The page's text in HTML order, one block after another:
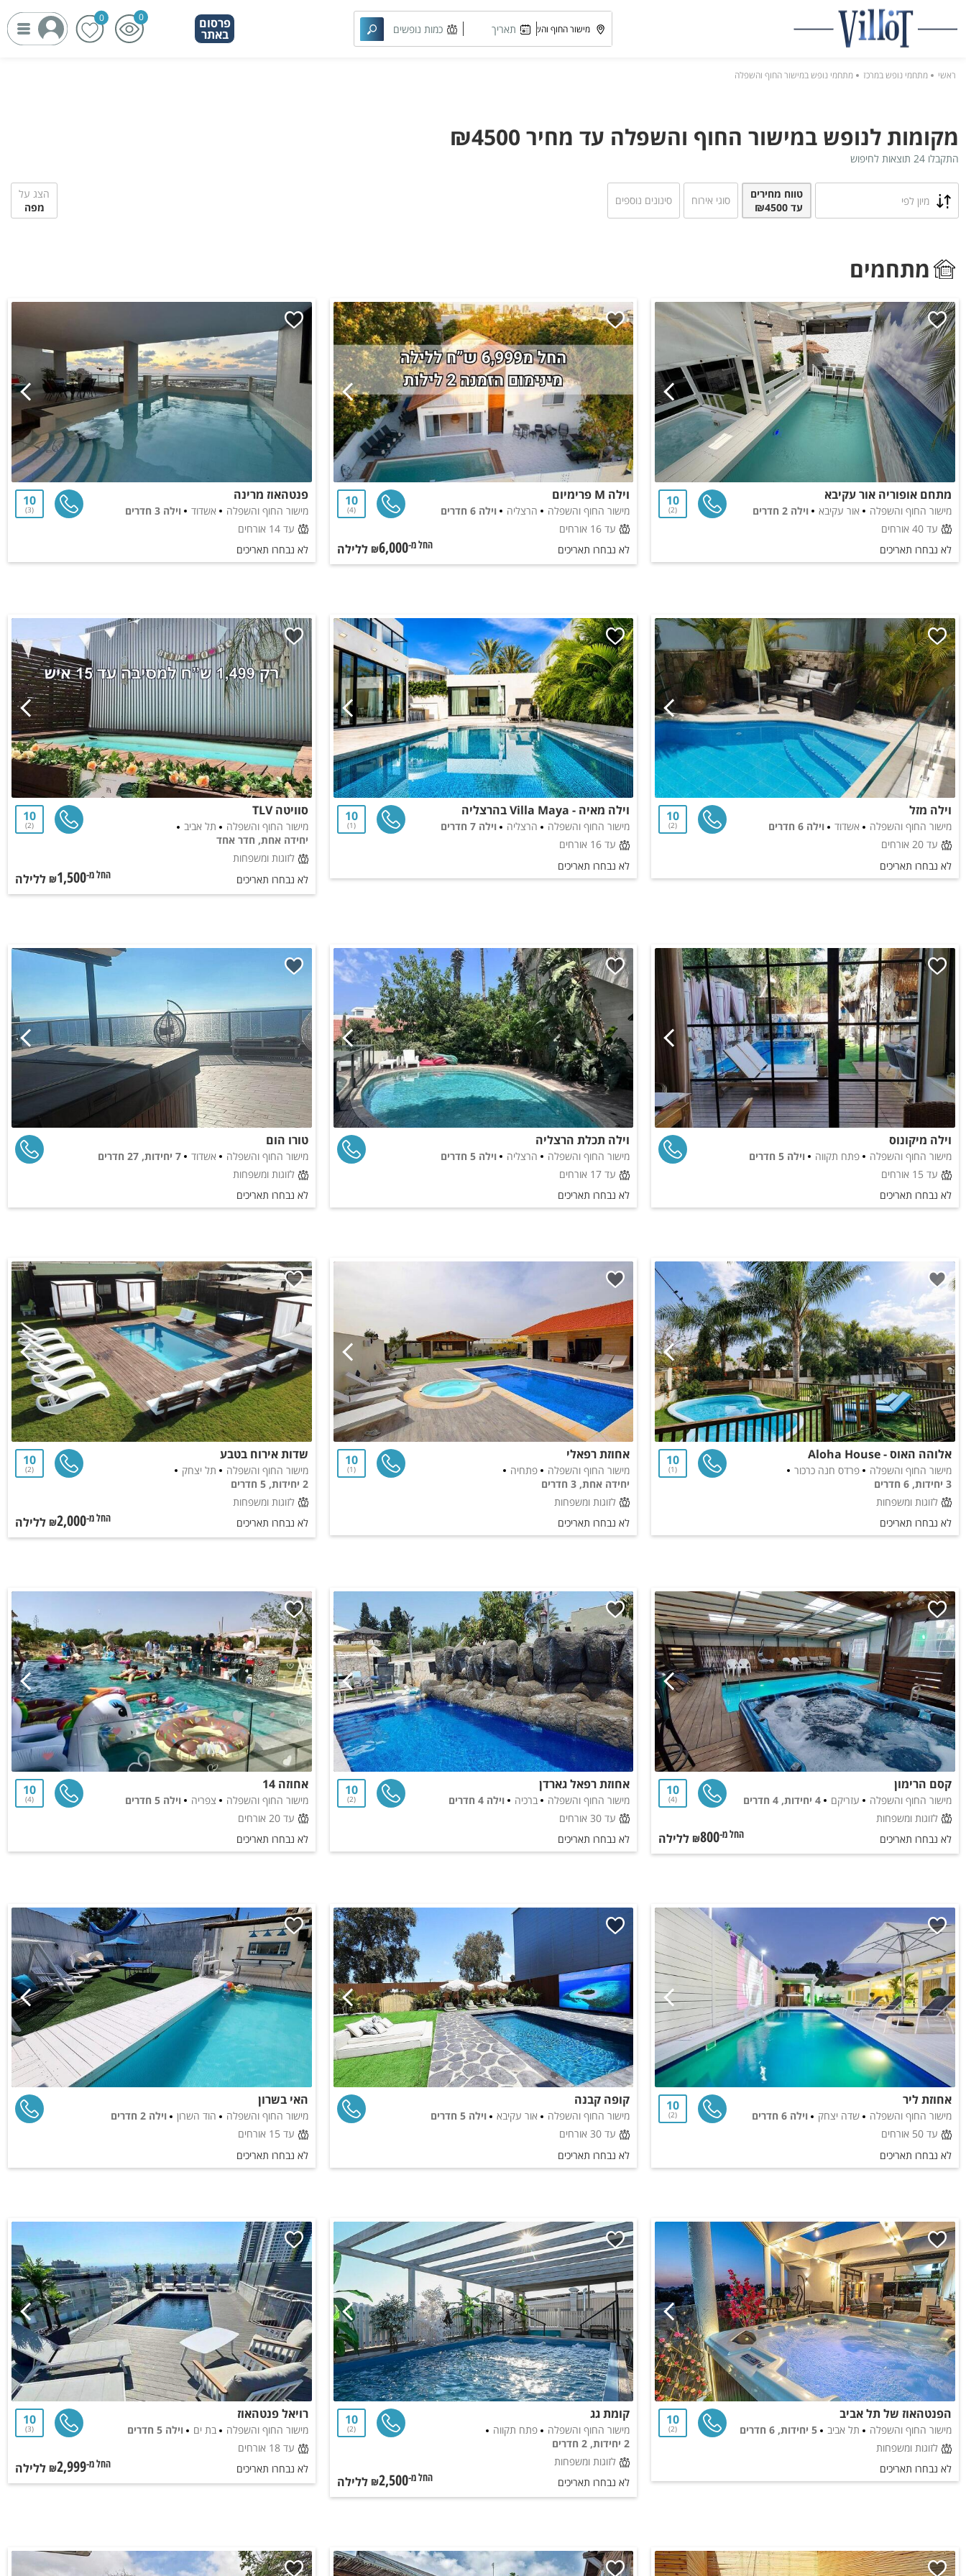
פרסום
באתר
ראשי מתחמי נופש במרכז מתחמי נופש במישור החוף והשפלה
מקומות לנופש במישור החוף והשפלה עד מחיר ₪4500
התקבלו 24 תוצאות לחיפוש
תאריך כמות נופשים
מיון לפי
הצג על
מפה
טווח מחירים
עד
סוגי אירוח סינונים נוספים
מתחמים
מתחם אופוריה אור עקיבא
מישור החוף והשפלה אור עקיבא
וילה 2 חדרים
עד 40 אורחים
10
2
לא נבחרו תאריכים
וילה M פרימיום
מישור החוף והשפלה הרצליה
וילה 6 חדרים
עד 16 אורחים
10
4
לא נבחרו תאריכים החל מ-₪6,000 ללילה
פנטהאוז מרינה
מישור החוף והשפלה אשדוד
וילה 3 חדרים
עד 14 אורחים
10
3
לא נבחרו תאריכים
וילה מזל
מישור החוף והשפלה אשדוד
וילה 6 חדרים
עד 20 אורחים
10
2
לא נבחרו תאריכים
וילה מאיה - Villa Maya בהרצליה
מישור החוף והשפלה הרצליה
וילה 7 חדרים
עד 16 אורחים
10
1
לא נבחרו תאריכים
סוויטה TLV
מישור החוף והשפלה
תל אביב
יחידה אחת, חדר אחד
לזוגות ומשפחות
10
2
לא נבחרו תאריכים החל מ-₪1,500 ללילה
וילה מיקונוס
מישור החוף והשפלה פתח תקווה
וילה 5 חדרים
עד 15 אורחים
לא נבחרו תאריכים
וילה תכלת הרצליה
מישור החוף והשפלה הרצליה
וילה 5 חדרים
עד 17 אורחים
לא נבחרו תאריכים
טורו הום
מישור החוף והשפלה אשדוד
7 יחידות, 27 חדרים
לזוגות ומשפחות
לא נבחרו תאריכים
אלוהה האוס - Aloha House
מישור החוף והשפלה
פרדס חנה כרכור
3 יחידות, 6 חדרים
לזוגות ומשפחות
10
1
לא נבחרו תאריכים
אחוזת רפאלי
מישור החוף והשפלה
פתחיה
יחידה אחת, 3 חדרים
לזוגות ומשפחות
10
1
לא נבחרו תאריכים
שדות אירוח בטבע
מישור החוף והשפלה
תל יצחק
2 יחידות, 5 חדרים
לזוגות ומשפחות
10
2
לא נבחרו תאריכים החל מ-₪2,000 ללילה
קסם הרימון
מישור החוף והשפלה עזריקם
4 יחידות, 4 חדרים
לזוגות ומשפחות
10
4
לא נבחרו תאריכים החל מ-₪800 ללילה
אחוזת רפאל גארדן
מישור החוף והשפלה ברכיה
וילה 4 חדרים
עד 30 אורחים
10
2
לא נבחרו תאריכים
אחוזה 14
מישור החוף והשפלה צפריה
וילה 5 חדרים
עד 20 אורחים
10
4
לא נבחרו תאריכים
אחוזת ליר
מישור החוף והשפלה שדה יצחק
וילה 6 חדרים
עד 50 אורחים
10
2
לא נבחרו תאריכים
קופה קבנה
מישור החוף והשפלה אור עקיבא
וילה 5 חדרים
עד 30 אורחים
לא נבחרו תאריכים
האי בשרון
מישור החוף והשפלה הוד השרון
וילה 2 חדרים
עד 15 אורחים
לא נבחרו תאריכים
הפנטהאוז של תל אביב
מישור החוף והשפלה תל אביב
5 יחידות, 6 חדרים
לזוגות ומשפחות
10
2
לא נבחרו תאריכים
קומת גג
מישור החוף והשפלה
פתח תקווה
2 יחידות, 2 חדרים
לזוגות ומשפחות
10
2
לא נבחרו תאריכים החל מ-₪2,500 ללילה
רויאל פנטהאוז
מישור החוף והשפלה בת ים
וילה 5 חדרים
עד 18 אורחים
10
3
לא נבחרו תאריכים החל מ-₪2,999 ללילה